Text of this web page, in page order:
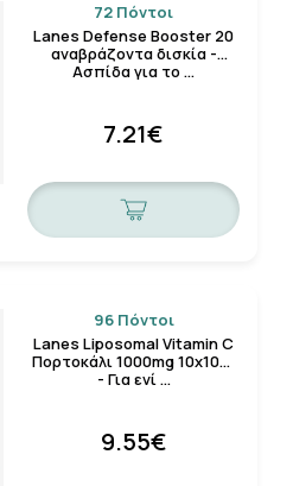
72 Πόντοι
Lanes Defense Booster 20
αναβράζοντα δισκία -
Ασπίδα για το …
7.21€
96 Πόντοι
Lanes Liposomal Vitamin C
Πορτοκάλι 1000mg 10x10ml
- Για ενί …
9.55€